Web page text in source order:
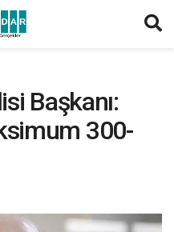
Başkanı:
300-